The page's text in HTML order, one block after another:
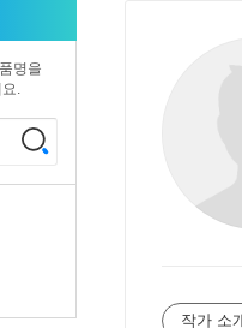
명을
.
작가 소